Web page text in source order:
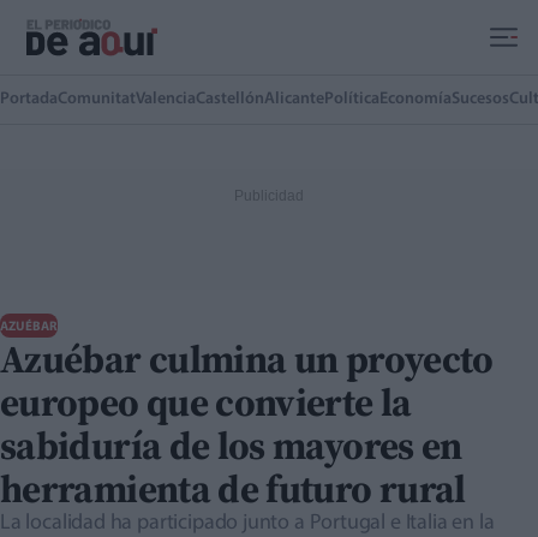
PortadaComunitatValenciaCastellónAlicante Política EconomíaSucesos
AZUÉBAR
Azuébar culmina un proyecto
europeo que convierte la
sabiduría de los mayores en
herramienta de futuro rural
La localidad ha participado junto a Portugal e Italia en la